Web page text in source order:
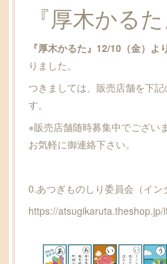
『厚木かる
『厚木かるた』12/10（金）よ
りました。
つきましては、販売店舗を下
す。
※販売店舗随時募集中でございま
お気軽に御連絡下さい。
0.あつぎものしり委員会（イン
https://